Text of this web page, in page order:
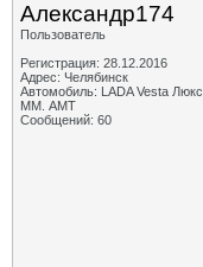
Александр174
Пользователь
Регистрация: 28.12.2016
Адрес: Челябинск
Автомобиль: LADA Vesta Люкс.
ММ. АМТ
Сообщений: 60